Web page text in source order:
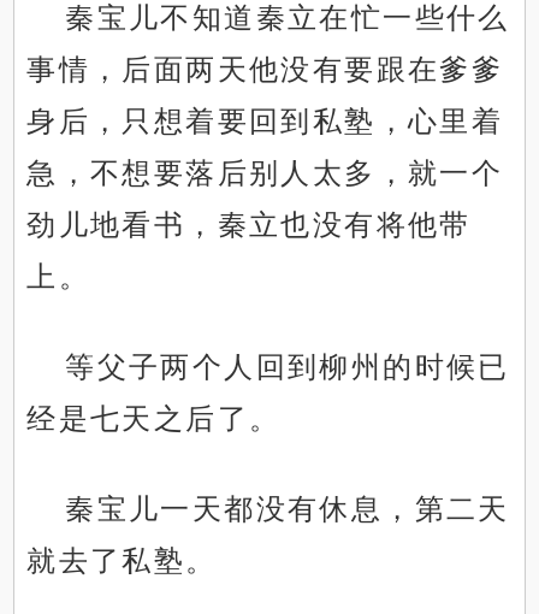
秦宝儿不知道秦立在忙一些什么
事情，后面两天他没有要跟在爹爹
身后，只想着要回到私塾，心里着
急，不想要落后别人太多，就一个
劲儿地看书，秦立也没有将他带
上。
等父子两个人回到柳州的时候已
经是七天之后了。
秦宝儿一天都没有休息，第二天
就去了私塾。